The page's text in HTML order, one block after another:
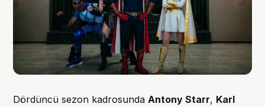
Dördüncü sezon kadrosundaAntony Starr, Karl